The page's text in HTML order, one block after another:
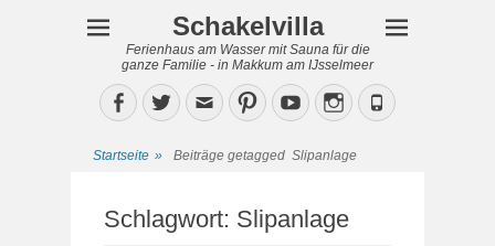
Schakelvilla
Ferienhaus am Wasser mit Sauna für die
ganze Familie - in Makkum am IJsselmeer
Facebook
TwitterEmailPinterestYouTubeInstagram
Phone
Startseite » Beiträge getagged Slipanlage
Schlagwort: Slipanlage